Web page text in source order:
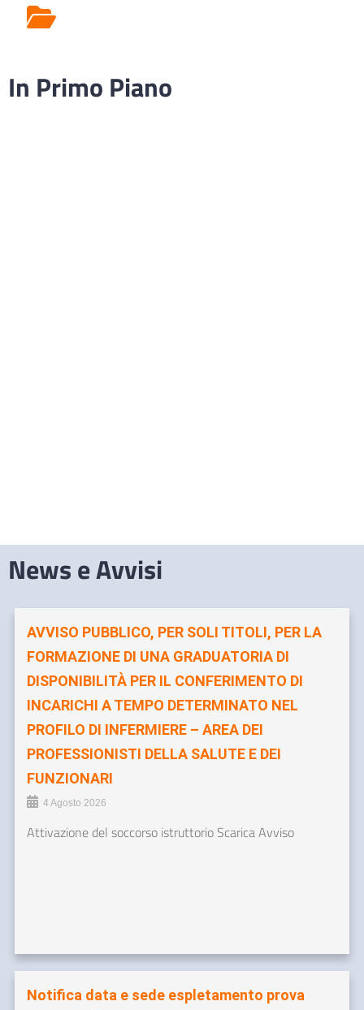
In Primo Piano
News e Avvisi
AVVISO PUBBLICO, PER SOLI TITOLI, PER LA
FORMAZIONE DI UNA GRADUATORIA DI
DISPONIBILITÀ PER IL CONFERIMENTO DI
INCARICHI A TEMPO DETERMINATO NEL
PROFILO DI INFERMIERE – AREA DEI
PROFESSIONISTI DELLA SALUTE E DEI
FUNZIONARI
4 Agosto 2026
Attivazione del soccorso istruttorio Scarica Avviso
Notifica data e sede espletamento prova